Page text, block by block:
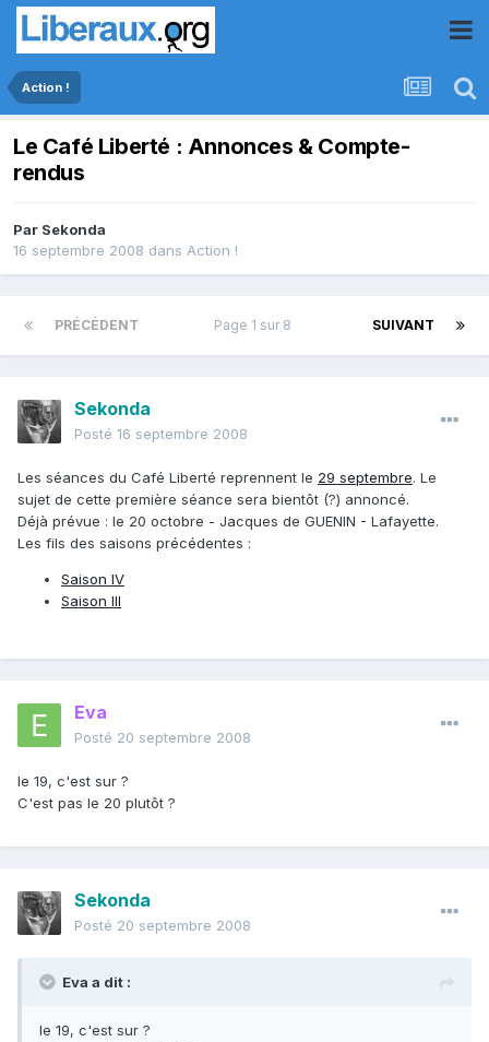
Action !
Le Café Liberté : Annonces & Compte-
rendus
Par Sekonda
16 septembre 2008 dans Action !
PRÉCÉDENT SUIVANT
Page 1 sur 8
Sekonda
Posté 16 septembre 2008
Les séances du Café Liberté reprennent le 29 septembre. Le
sujet de cette première séance sera bientôt (?) annoncé.
Déjà prévue : le 20 octobre - Jacques de GUENIN - Lafayette.
Les fils des saisons précédentes :
Saison IV
Saison III
Eva
Posté 20 septembre 2008
le 19, c'est sur ?
C'est pas le 20 plutôt ?
Sekonda
Posté 20 septembre 2008
Eva a dit :
le 19, c'est sur ?